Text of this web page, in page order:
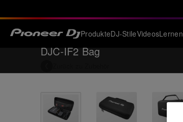
ProdukteDJ-StileVideosLernen
DJC-IF2 Bag